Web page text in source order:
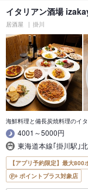
イタリアン酒場
居酒屋 掛川
海鮮料理と備長炭焼料理のイ
4001～5000円
東海道本線｢掛川駅｣
【アプリ予約限定】最大800
ポイントプラス対象店